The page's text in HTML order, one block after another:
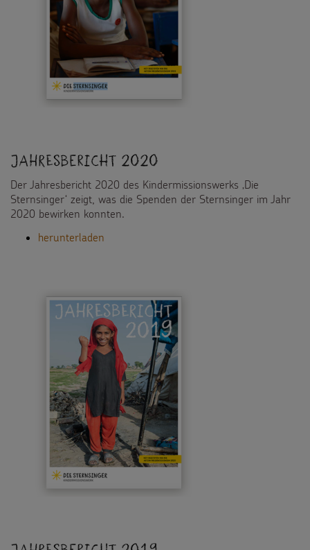
Jahresbericht 2020
Der Jahresbericht 2020 des Kindermissionswerks ‚Die
Sternsinger‘ zeigt, was die Spenden der Sternsinger im Jahr
2020 bewirken konnten.
herunterladen